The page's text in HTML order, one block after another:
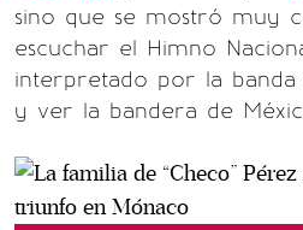
sino que se mostró muy
escuchar el Himno
interpretado por la banda
y ver la bandera de